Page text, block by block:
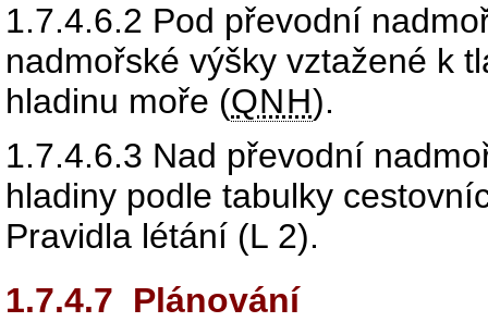
1.7.4.6.2 Pod převodní
nadmořské výšky vztažené k
hladinu moře (QNH).
1.7.4.6.3 Nad převodní
hladiny podle tabulky
Pravidla létání (L 2).
1.7.4.7 Plánování